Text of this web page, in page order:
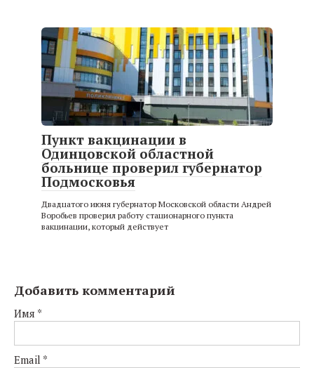
Пункт вакцинации в
Одинцовской областной
больнице проверил губернатор
Подмосковья
Двадцатого июня губернатор Московской области Андрей
Воробьев проверил работу стационарного пункта
вакцинации, который действует
Добавить комментарий
Имя *
Email *